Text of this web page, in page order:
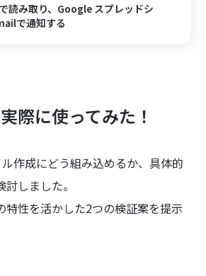
読み取り、Google スプレッドシ
で通知する
際に使ってみた！
作成にどう組み込めるか、具体的
しました。
特性を活かした2つの検証案を提示